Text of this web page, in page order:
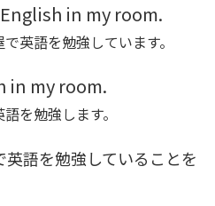
English in my room.
英語を勉強しています。
in my room.
を勉強します。
英語を勉強していることを